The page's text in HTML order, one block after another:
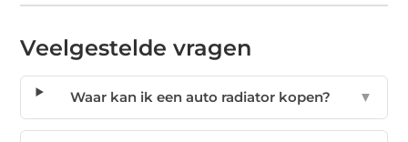
Veelgestelde vragen
Waar kan ik een auto radiator kopen? ▼